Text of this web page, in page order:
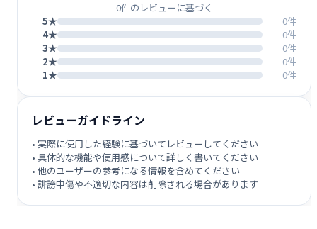
0件のレビューに基づく
5★
0件
4★
0件
3★
0件
2★
0件
1★
0件
レビューガイドライン
• 実際に使用した経験に基づいてレビューしてください
• 具体的な機能や使用感について詳しく書いてください
• 他のユーザーの参考になる情報を含めてください
• 誹謗中傷や不適切な内容は削除される場合があります